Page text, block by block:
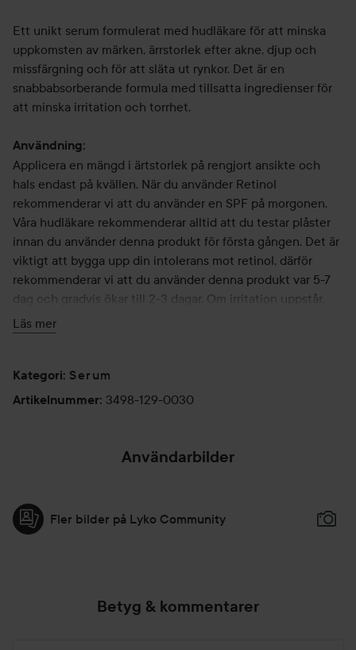
Ett unikt serum formulerat med hudläkare för att minska
uppkomsten av märken, ärrstorlek efter akne, djup och
missfärgning och för att släta ut rynkor. Det är en
snabbabsorberande formula med tillsatta ingredienser för
att minska irritation och torrhet.
Användning:
Applicera en mängd i ärtstorlek på rengjort ansikte och
hals endast på kvällen. När du använder Retinol
rekommenderar vi att du använder en SPF på morgonen.
Våra hudläkare rekommenderar alltid att du testar plåster
innan du använder denna produkt för första gången. Det är
viktigt att bygga upp din intolerans mot retinol, därför
rekommenderar vi att du använder denna produkt var 5-7
dag och gradvis ökar till 2-3 dagar. Om irritation uppstår,
minska din användning.
Vi skulle inte rekommendera att använda denna produkt
AHA
30 ml
Läs mer
Kategori: Serum
Artikelnummer: 3498-129-0030
Användarbilder
Fler bilder på Lyko Community
Betyg & kommentarer